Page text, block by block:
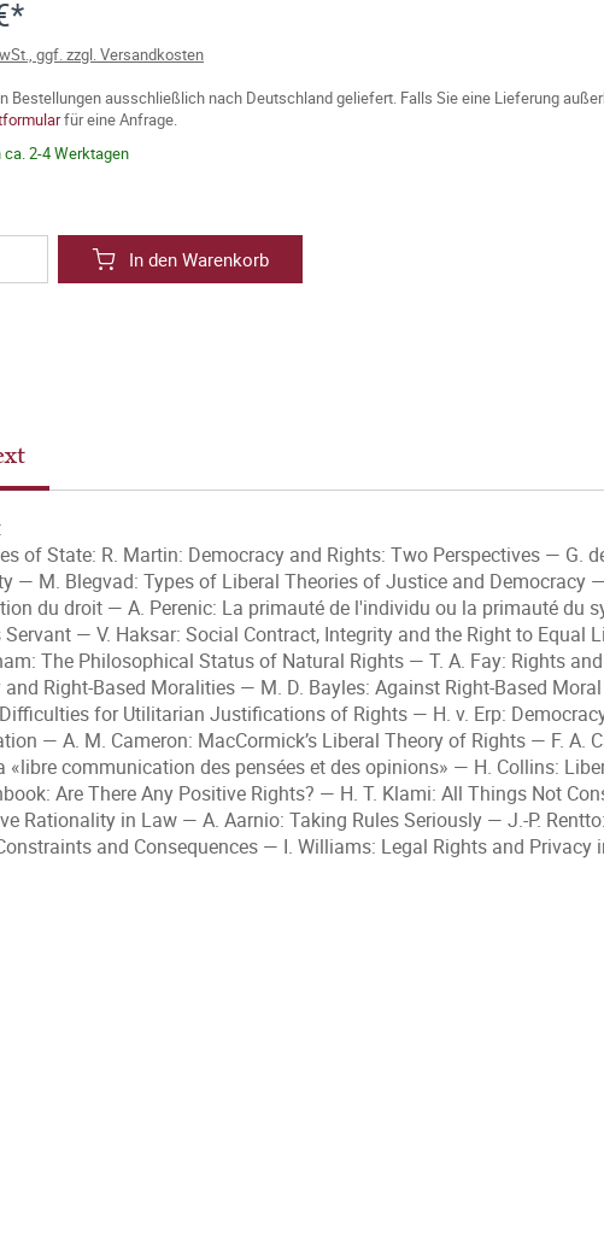
ggf. zzgl. Versandkosten
Bestellungen ausschließlich nach Deutschland geliefert. Falls Sie eine Lieferung
für eine Anfrage.
ca. 2-4 Werktagen
In den Warenkorb
of State: R. Martin: Democracy and Rights: Two Perspectives — G.
— M. Blegvad: Types of Liberal Theories of Justice and Democracy
du droit — A. Perenic: La primauté de l'individu ou la primauté du
Servant — V. Haksar: Social Contract, Integrity and the Right to Equal
The Philosophical Status of Natural Rights — T. A. Fay: Rights
Right-Based Moralities — M. D. Bayles: Against Right-Based
for Utilitarian Justifications of Rights — H. v. Erp:
— A. M. Cameron: MacCormick’s Liberal Theory of Rights — F. A.
«libre communication des pensées et des opinions» — H. Collins:
Are There Any Positive Rights? — H. T. Klami: All Things Not
Rationality in Law — A. Aarnio: Taking Rules Seriously — J.-P.
and Consequences — I. Williams: Legal Rights and